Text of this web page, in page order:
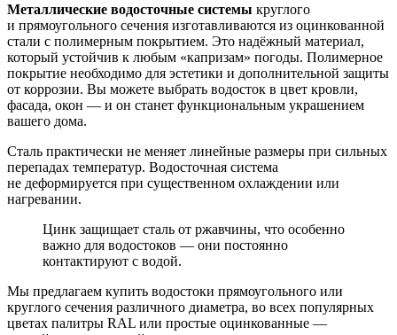
Металлические водосточные системы круглого
и прямоугольного сечения изготавливаются из оцинкованной
стали с полимерным покрытием. Это надёжный материал,
который устойчив к любым «капризам» погоды. Полимерное
покрытие необходимо для эстетики и дополнительной защиты
от коррозии. Вы можете выбрать водосток в цвет кровли,
фасада, окон ― и он станет функциональным украшением
вашего дома.
Сталь практически не меняет линейные размеры при сильных
перепадах температур. Водосточная система
не деформируется при существенном охлаждении или
нагревании.
Цинк защищает сталь от ржавчины, что особенно
важно для водостоков ― они постоянно
контактируют с водой.
Мы предлагаем купить водостоки прямоугольного или
круглого сечения различного диаметра, во всех популярных
цветах палитры RAL или простые оцинкованные —